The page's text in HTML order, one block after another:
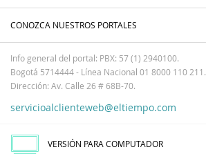
CONOZCA NUESTROS PORTALES
Info general del portal: PBX: 57 (1) 2940100.
Bogotá 5714444 - Línea Nacional 01 8000 110 211.
Dirección: Av. Calle 26 # 68B-70.
servicioalclienteweb@eltiempo.com
VERSIÓN PARA COMPUTADOR